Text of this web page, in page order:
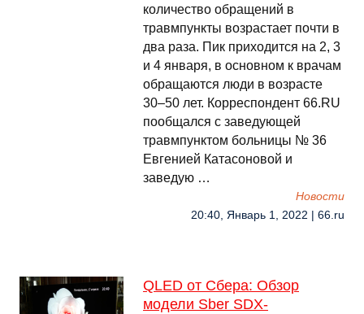
количество обращений в
травмпункты возрастает почти в
два раза. Пик приходится на 2, 3
и 4 января, в основном к врачам
обращаются люди в возрасте
30–50 лет. Корреспондент 66.RU
пообщался с заведующей
травмпунктом больницы № 36
Евгенией Катасоновой и
заведую …
Новости
20:40, Январь 1, 2022 | 66.ru
QLED от Сбера: Обзор
модели Sber SDX-